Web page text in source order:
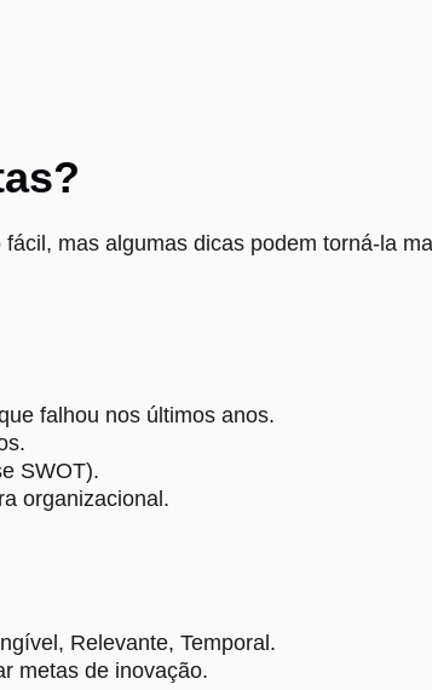
mas algumas dicas podem torná-la
falhou nos últimos anos.
SWOT).
organizacional.
Relevante, Temporal.
metas de inovação.